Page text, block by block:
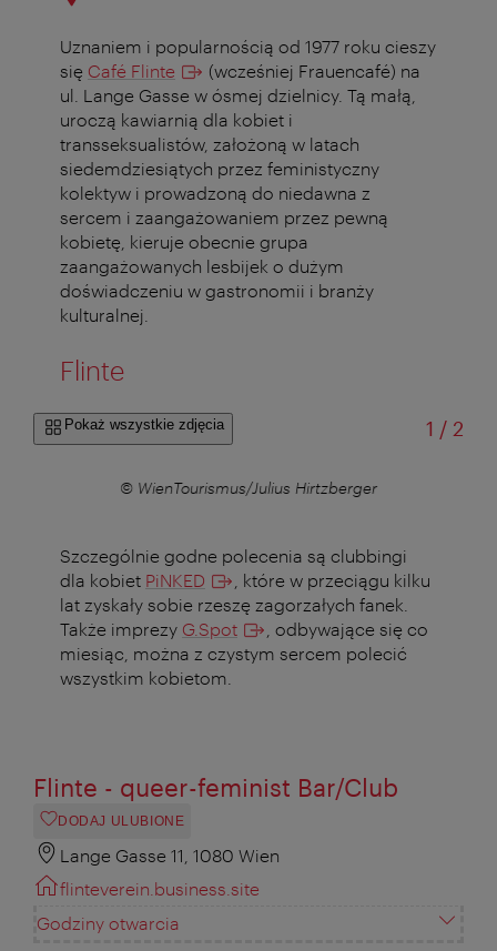
Uznaniem i popularnością od 1977 roku cieszy
się Café Flinte
(wcześniej Frauencafé) na
ul. Lange Gasse w ósmej dzielnicy. Tą małą,
uroczą kawiarnią dla kobiet i
transseksualistów, założoną w latach
siedemdziesiątych przez feministyczny
kolektyw i prowadzoną do niedawna z
sercem i zaangażowaniem przez pewną
kobietę, kieruje obecnie grupa
zaangażowanych lesbijek o dużym
doświadczeniu w gastronomii i branży
kulturalnej.
Flinte
Pokaż wszystkie zdjęcia 1 /od
2
© WienTourismus/Julius Hirtzberger
Szczególnie godne polecenia są clubbingi
dla kobiet PiNKED
, które w przeciągu kilku
lat zyskały sobie rzeszę zagorzałych fanek.
Także imprezy G.Spot
, odbywające się co
miesiąc, można z czystym sercem polecić
wszystkim kobietom.
Flinte - queer-feminist Bar/Club
DODAJ ULUBIONE
Lange Gasse 11, 1080 Wien
flinteverein.business.site
Godziny otwarcia